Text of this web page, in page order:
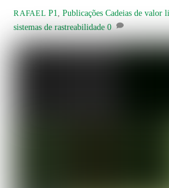
RAFAEL P1 ,Publicações Cadeias de valor
sistemas de rastreabilidade 0